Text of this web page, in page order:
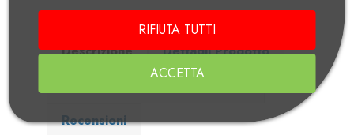
Descrizione
Dettagli Prodotto
Recensioni
RIFIUTA TUTTI
ACCETTA